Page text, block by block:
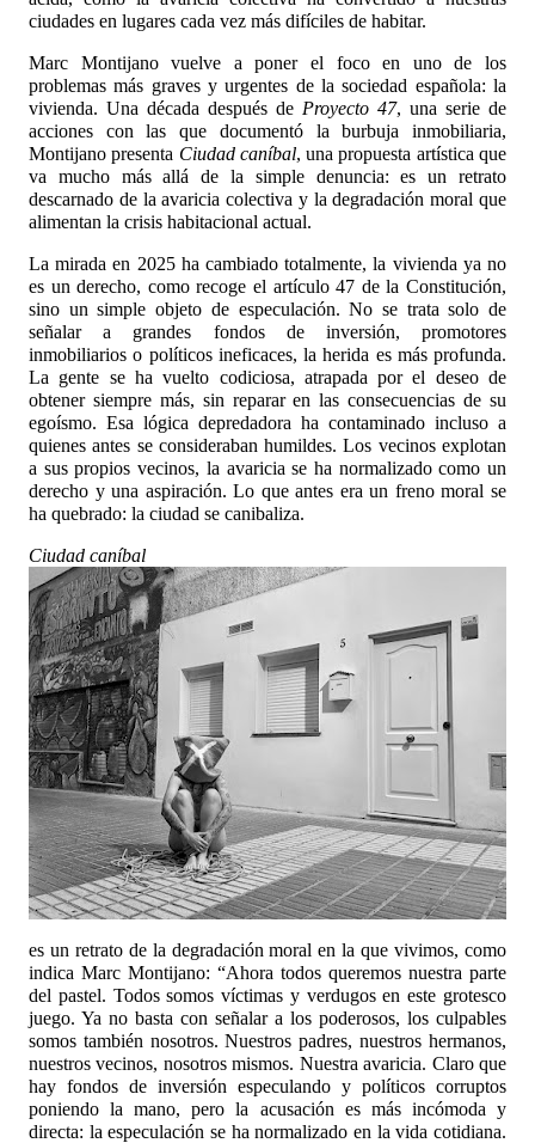
ciudades en lugares cada vez más difíciles de habitar.
Marc Montijano vuelve a poner el foco en uno de los
problemas más graves y urgentes de la sociedad española: la
vivienda. Una década después de Proyecto 47, una serie de
acciones con las que documentó la burbuja inmobiliaria,
Montijano presenta Ciudad caníbal, una propuesta artística que
va mucho más allá de la simple denuncia: es un retrato
descarnado de la avaricia colectiva y la degradación moral que
alimentan la crisis habitacional actual.
La mirada en 2025 ha cambiado totalmente, la vivienda ya no
es un derecho, como recoge el artículo 47 de la Constitución,
sino un simple objeto de especulación. No se trata solo de
señalar a grandes fondos de inversión, promotores
inmobiliarios o políticos ineficaces, la herida es más profunda.
La gente se ha vuelto codiciosa, atrapada por el deseo de
obtener siempre más, sin reparar en las consecuencias de su
egoísmo. Esa lógica depredadora ha contaminado incluso a
quienes antes se consideraban humildes. Los vecinos explotan
a sus propios vecinos, la avaricia se ha normalizado como un
derecho y una aspiración. Lo que antes era un freno moral se
ha quebrado: la ciudad se canibaliza.
Ciudad caníbal
es un retrato de la degradación moral en la que vivimos, como
indica Marc Montijano: “Ahora todos queremos nuestra parte
del pastel. Todos somos víctimas y verdugos en este grotesco
juego. Ya no basta con señalar a los poderosos, los culpables
somos también nosotros. Nuestros padres, nuestros hermanos,
nuestros vecinos, nosotros mismos. Nuestra avaricia. Claro que
hay fondos de inversión especulando y políticos corruptos
poniendo la mano, pero la acusación es más incómoda y
directa: la especulación se ha normalizado en la vida cotidiana.